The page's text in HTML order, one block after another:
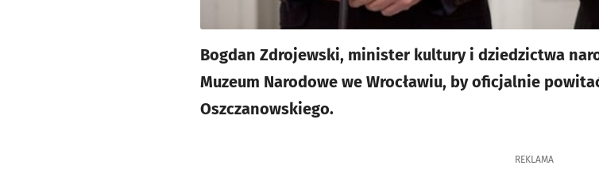
Bogdan Zdrojewski, minister kultury i dziedzictwa
Muzeum Narodowe we Wrocławiu, by oficjalnie
Oszczanowskiego.
REKLAMA